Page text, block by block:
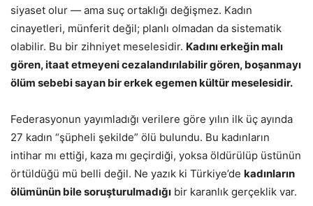
siyaset olur — ama suç ortaklığı değişmez. Kadın
cinayetleri, münferit değil; planlı olmadan da sistematik
olabilir. Bu bir zihniyet meselesidir. Kadını erkeğin malı
gören, itaat etmeyeni cezalandırılabilir gören, boşanmayı
ölüm sebebi sayan bir erkek egemen kültür meselesidir.
Federasyonun yayımladığı verilere göre yılın ilk üç ayında
27 kadın “şüpheli şekilde” ölü bulundu. Bu kadınların
intihar mı ettiği, kaza mı geçirdiği, yoksa öldürülüp üstünün
örtüldüğü mü belli değil. Ne yazık ki Türkiye’de kadınların
ölümünün bile soruşturulmadığı bir karanlık gerçeklik var.